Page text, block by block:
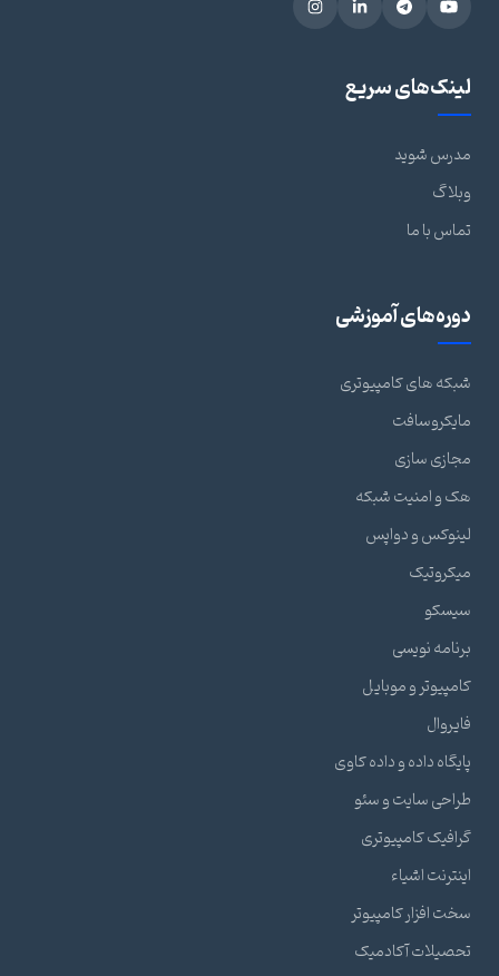
لینک‌های سریع
مدرس شوید
وبلاگ
تماس با ما
دوره‌های آموزشی
شبکه های کامپیوتری
مایکروسافت
مجازی سازی
هک و امنیت شبکه
لینوکس و دواپس
میکروتیک
سیسکو
برنامه نویسی
کامپیوتر و موبایل
فایروال
پایگاه داده و داده کاوی
طراحی سایت و سئو
گرافیک کامپیوتری
اینترنت اشیاء
سخت افزار کامپیوتر
تحصیلات آکادمیک